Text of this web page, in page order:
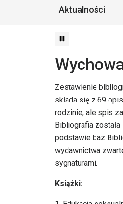
Aktualności
Zestawienie
składa się z 69
rodzinie, ale spis
Bibliografia
podstawie baz
wydawnictwa
sygnaturami.
Książki: